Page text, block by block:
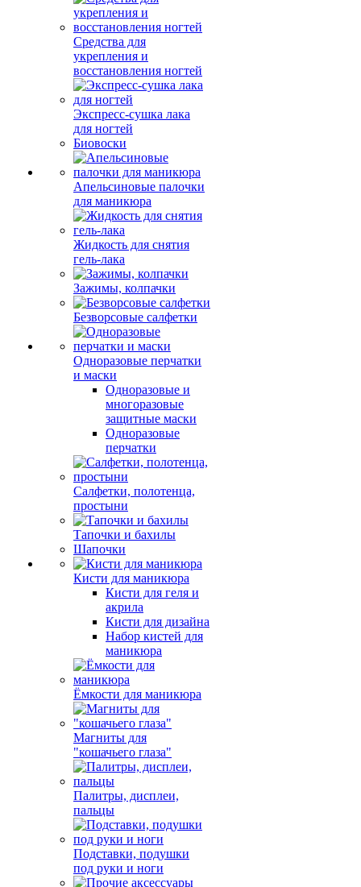
Средства для
укрепления и
восстановления ногтей
Экспресс-сушка лака
для ногтей
Биовоски
Апельсиновые палочки
для маникюра
Жидкость для снятия
гель-лака
Зажимы, колпачки
Безворсовые салфетки
Одноразовые перчатки
и маски
Одноразовые и
многоразовые
защитные маски
Одноразовые
перчатки
Салфетки, полотенца,
простыни
Тапочки и бахилы
Шапочки
Кисти для маникюра
Кисти для геля и
акрила
Кисти для дизайна
Набор кистей для
маникюра
Ёмкости для маникюра
Магниты для
"кошачьего глаза"
Палитры, дисплеи,
пальцы
Подставки, подушки
под руки и ноги